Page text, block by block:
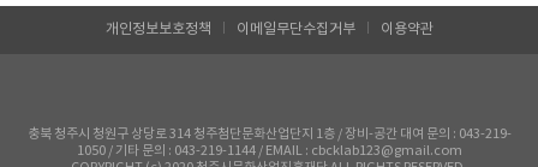
개인정보보호정책 이메일무단수집거부 이용약관
충북 청주시 청원구 상당로 314 청주첨단문화산업단지 1층 / 장비-공간 대여 문의 : 043-219-
1050 / 기타 문의 : 043-219-1144 / EMAIL : cbcklab123@gmail.com